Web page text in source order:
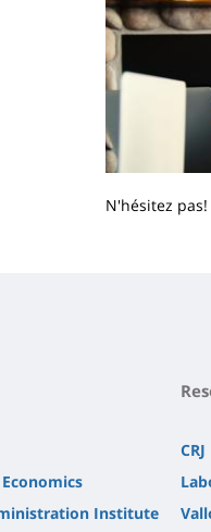
N'hésitez pas!
Institute